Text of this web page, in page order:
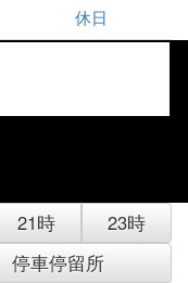
休日
21時
23時
停車停留所